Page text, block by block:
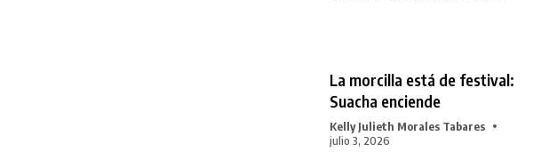
La morcilla está de festival:
Suacha enciende
Kelly Julieth Morales Tabares
julio 3, 2026